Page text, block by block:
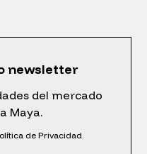
newsletter
del mercado
Maya.
de Privacidad.